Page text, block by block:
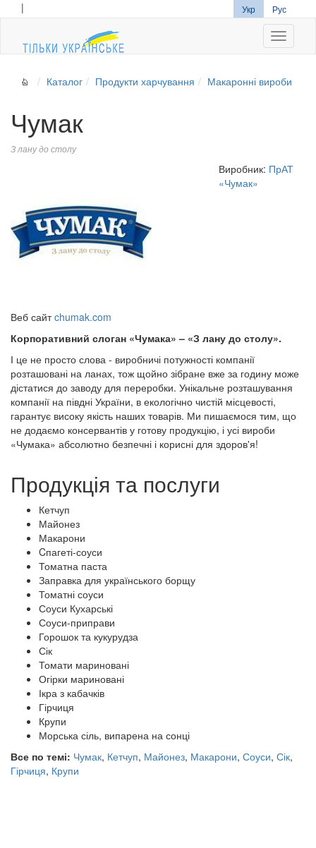
| Укр Рус
Каталог Продукти харчування Макаронні вироби
Чумак
З лану до столу
Виробник: ПрАТ
«Чумак»
Веб сайтchumak.com
Корпоративний слоган «Чумака» – «З лану до столу».
І це не просто слова - виробничі потужності компанії
розташовані на ланах, тож щойно зібране вже за годину може
дістатися до заводу для переробки. Унікальне розташування
компанії на півдні України, в екологічно чистій місцевості,
гарантує високу якість наших товарів. Ми пишаємося тим, що
не додаємо консервантів у готову продукцію, і усі вироби
«Чумака» абсолютно безпечні і корисні для здоров'я!
Продукція та послуги
Кетчуп
Майонез
Макарони
Cпагеті-соуси
Томатна паста
Заправка для українського борщу
Томатні соуси
Соуси Кухарські
Соуси-приправи
Горошок та кукурудза
Сік
Томати мариновані
Огірки мариновані
Ікра з кабачків
Гірчиця
Крупи
Морська сіль, випарена на сонці
Все по темі: Чумак, Кетчуп, Майонез, Макарони, Соуси, Сік,
Гірчиця, Крупи